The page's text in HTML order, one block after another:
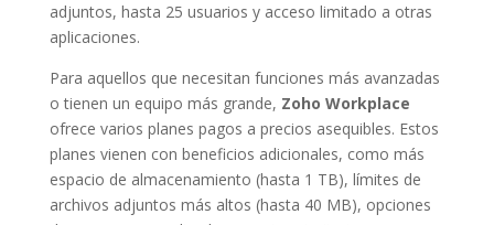
adjuntos, hasta 25 usuarios y acceso limitado a otras
aplicaciones.
Para aquellos que necesitan funciones más avanzadas
o tienen un equipo más grande, Zoho Workplace
ofrece varios planes pagos a precios asequibles. Estos
planes vienen con beneficios adicionales, como más
espacio de almacenamiento (hasta 1 TB), límites de
archivos adjuntos más altos (hasta 40 MB), opciones